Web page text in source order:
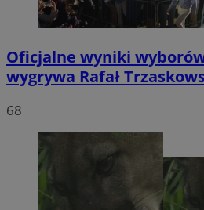
Oficjalne wyniki
wygrywa Rafał
68